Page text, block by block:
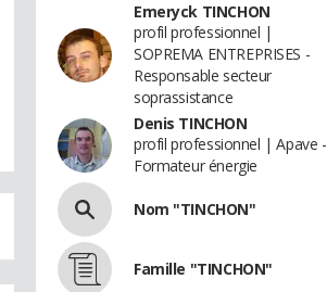
Emeryck TINCHON
profil professionnel |
SOPREMA ENTREPRISES -
Responsable secteur
soprassistance
Denis TINCHON
profil professionnel | Apave -
Formateur énergie
Nom "TINCHON"
Famille "TINCHON"